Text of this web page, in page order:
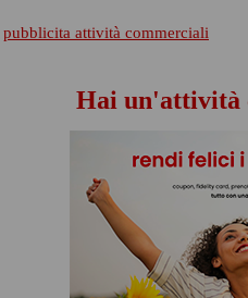
pubblicita attività commerciali
Hai un'attività